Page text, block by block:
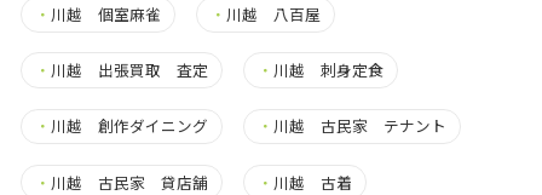
・ 川越 個室麻雀 ・ 川越 八百屋
・ 川越 出張買取 査定 ・ 川越 刺身定食
・ 川越 創作ダイニング ・ 川越 古民家 テナント
・ 川越 古民家 貸店舗 ・ 川越 古着